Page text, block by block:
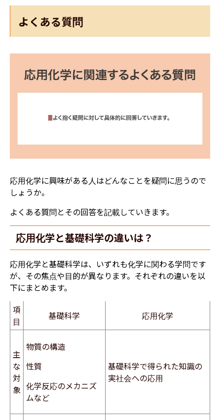
よくある質問
応用化学に興味がある人はどんなことを疑問に思うので
しょうか。
よくある質問とその回答を記載していきます。
応用化学と基礎科学の違いは？
応用化学と基礎科学は、いずれも化学に関わる学問です
が、その焦点や目的が異なります。それぞれの違いを以
下にまとめます。
項
目
基礎科学 応用化学
主
な
対
象
物質の構造
性質
化学反応のメカニズ
ムなど
基礎科学で得られた知識の
実社会への応用